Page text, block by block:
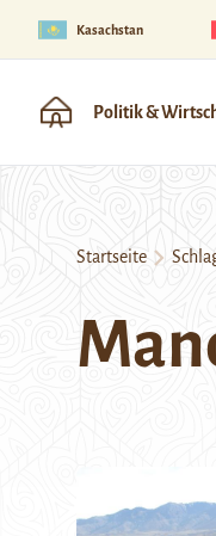
Kasachstan
Politik &
Startseite